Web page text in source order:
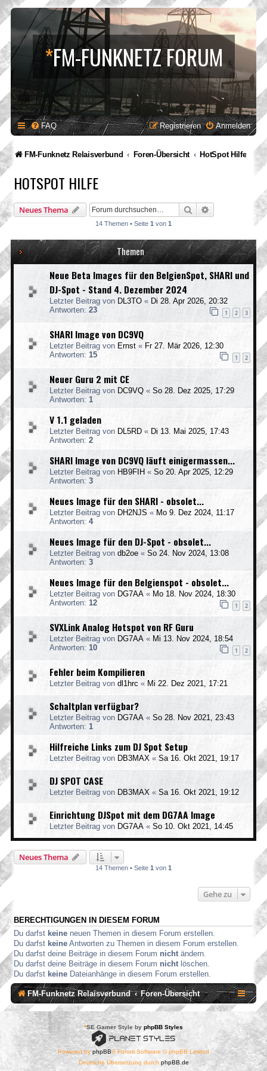
*FM-FUNKNETZ FORUM
FAQ Anmelden
Registrieren
FM-Funknetz Relaisverbund Foren-Übersicht HotSpot Hilfe
HOTSPOT HILFE
Neues Thema Suche Erweiterte
14 Themen • Seite 1 von 1
Themen
Neue Beta Images für den BelgienSpot, SHARI und
DJ-Spot - Stand 4. Dezember 2024
Letzter Beitrag von DL3TO « Di 28. Apr 2026, 20:32
Antworten: 23 1 2 3
SHARI Image von DC9VQ
Letzter Beitrag von Ernst « Fr 27. Mär 2026, 12:30
Antworten: 15 1 2
Neuer Guru 2 mit CE
Letzter Beitrag von DC9VQ « So 28. Dez 2025, 17:29
Antworten: 1
V 1.1 geladen
Letzter Beitrag von DL5RD « Di 13. Mai 2025, 17:43
Antworten: 2
SHARI Image von DC9VQ läuft einigermassen...
Letzter Beitrag von HB9FIH « So 20. Apr 2025, 12:29
Antworten: 3
Neues Image für den SHARI - obsolet...
Letzter Beitrag von DH2NJS « Mo 9. Dez 2024, 11:17
Antworten: 4
Neues Image für den DJ-Spot - obsolet...
Letzter Beitrag von db2oe « So 24. Nov 2024, 13:08
Antworten: 3
Neues Image für den Belgienspot - obsolet...
Letzter Beitrag von DG7AA « Mo 18. Nov 2024, 18:30
Antworten: 12 1 2
SVXLink Analog Hotspot von RF Guru
Letzter Beitrag von DG7AA « Mi 13. Nov 2024, 18:54
Antworten: 10 1 2
Fehler beim Kompilieren
Letzter Beitrag von dl1hrc « Mi 22. Dez 2021, 17:21
Schaltplan verfügbar?
Letzter Beitrag von DG7AA « So 28. Nov 2021, 23:43
Antworten: 1
Hilfreiche Links zum DJ Spot Setup
Letzter Beitrag von DB3MAX « Sa 16. Okt 2021, 19:17
DJ SPOT CASE
Letzter Beitrag von DB3MAX « Sa 16. Okt 2021, 19:12
Einrichtung DJSpot mit dem DG7AA Image
Letzter Beitrag von DG7AA « So 10. Okt 2021, 14:45
Neues Thema
14 Themen • Seite 1 von 1
Gehe zu
BERECHTIGUNGEN IN DIESEM FORUM
Du darfst keine neuen Themen in diesem Forum erstellen.
Du darfst keine Antworten zu Themen in diesem Forum erstellen.
Du darfst deine Beiträge in diesem Forum nicht ändern.
Du darfst deine Beiträge in diesem Forum nicht löschen.
Du darfst keine Dateianhänge in diesem Forum erstellen.
FM-Funknetz Relaisverbund Foren-Übersicht
*SE Gamer Style by phpBB Styles
Powered byphpBB® Forum Software © phpBB Limited
Deutsche Übersetzung durch phpBB.de